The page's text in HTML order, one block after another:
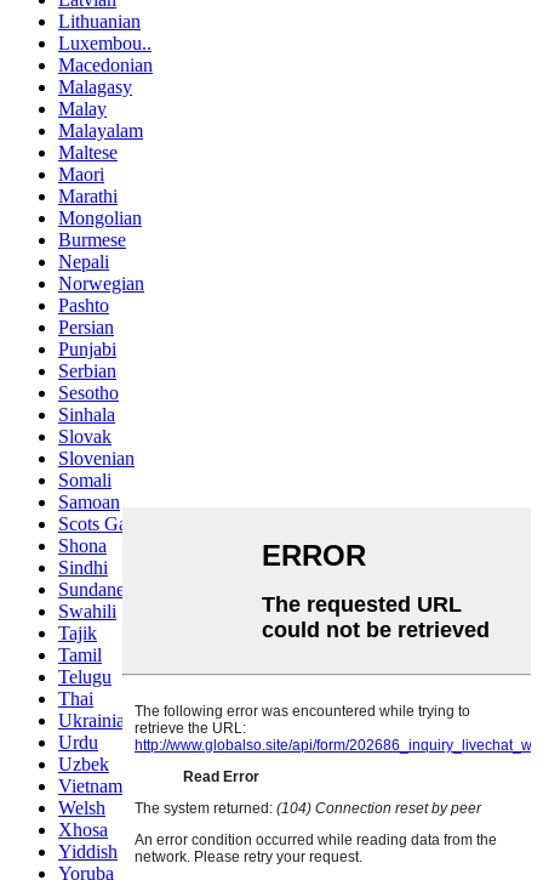
Lithuanian
Luxembou..
Macedonian
Malagasy
Malay
Malayalam
Maltese
Maori
Marathi
Mongolian
Burmese
Nepali
Norwegian
Pashto
Persian
Punjabi
Serbian
Sesotho
Sinhala
Slovak
Slovenian
Somali
Samoan
Scots Gaelic
Shona
Sindhi
Sundanese
Swahili
Tajik
Tamil
Telugu
Thai
Ukrainian
Urdu
Uzbek
Vietnamese
Welsh
Xhosa
Yiddish
Yoruba